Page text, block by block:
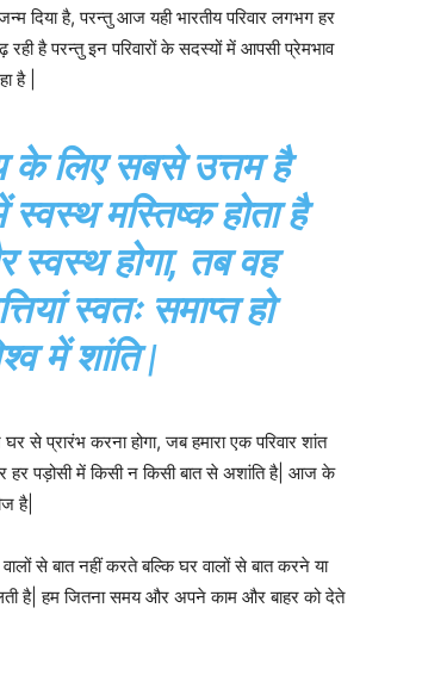
दिया है, परन्तु आज यही भारतीय परिवार लगभग हर
है परन्तु इन परिवारों के सदस्यों में आपसी प्रेमभाव
है |
के लिए सबसे उत्तम है
मस्तिष्क होता है
होगा, तब वह
स्वतः समाप्त हो
में शांति |
से प्रारंभ करना होगा, जब हमारा एक परिवार शांत
पड़ोसी में किसी न किसी बात से अशांति है| आज के
है|
से बात नहीं करते बल्कि घर वालों से बात करने या
है| हम जितना समय और अपने काम और बाहर को देते